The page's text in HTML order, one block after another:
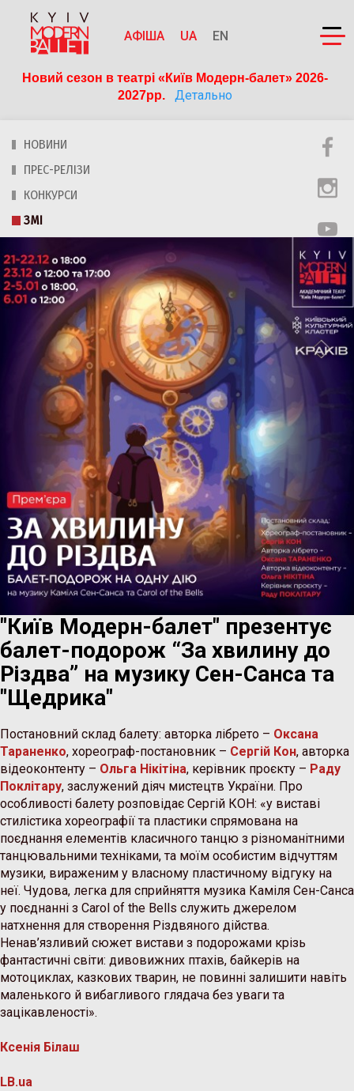
АФІША UA EN
Новий сезон в театрі «Київ Модерн-балет» 2026-
2027рр.
Детально
НОВИНИ
ПРЕС-РЕЛІЗИ
КОНКУРСИ
ЗМІ
"Київ Модерн-балет" презентує
балет-подорож “За хвилину до
Різдва” на музику Сен-Санса та
"Щедрика"
Постановний склад балету: авторка лібрето – Оксана
Тараненко, хореограф-постановник – Сергій Кон, авторка
відеоконтенту – Ольга Нікітіна, керівник проєкту – Раду
Поклітару, заслужений діяч мистецтв України. Про
особливості балету розповідає Сергій КОН: «у виставі
стилістика хореографії та пластики спрямована на
поєднання елементів класичного танцю з різноманітними
танцювальними техніками, та моїм особистим відчуттям
музики, вираженим у власному пластичному відгуку на
неї. Чудова, легка для сприйняття музика Каміля Сен-Санса
у поєднанні з Carol of the Bells служить джерелом
натхнення для створення Різдвяного дійства.
Ненав’язливий сюжет вистави з подорожами крізь
фантастичні світи: дивовижних птахів, байкерів на
мотоциклах, казкових тварин, не повинні залишити навіть
маленького й вибагливого глядача без уваги та
зацікавленості».
Ксенія Білаш
LB.ua